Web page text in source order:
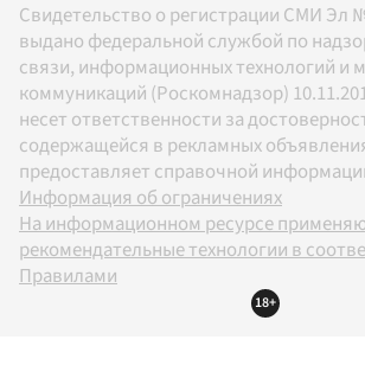
Свидетельство о регистрации СМИ Эл
выдано федеральной службой по
связи, информационных технологий и
коммуникаций (Роскомнадзор)
несет ответственности за
содержащейся в рекламных
предоставляет справочной
Информация об ограничениях
На информационном ресурсе
рекомендательные технологии в
Правилами
18+